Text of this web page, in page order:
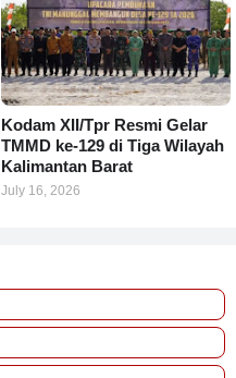
Kodam XII/Tpr Resmi Gelar
TMMD ke-129 di Tiga Wilayah
Kalimantan Barat
July 16, 2026